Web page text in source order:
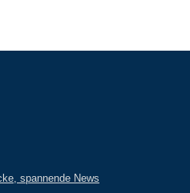
spannende News